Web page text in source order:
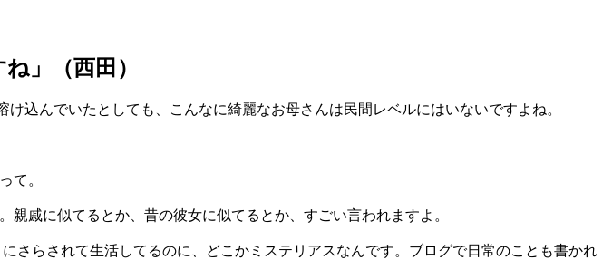
」（西田）
込んでいたとしても、こんなに綺麗なお母さんは民間レベルにはいないですよね。
て。
戚に似てるとか、昔の彼女に似てるとか、すごい言われますよ。
らされて生活してるのに、どこかミステリアスなんです。ブログで日常のことも書かれ